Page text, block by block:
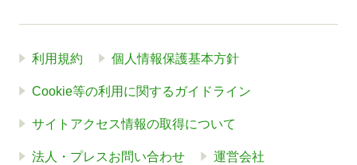
利用規約 個人情報保護基本方針
Cookie等の利用に関するガイドライン
サイトアクセス情報の取得について
法人・プレスお問い合わせ 運営会社